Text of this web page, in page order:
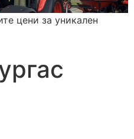
цени за уникален